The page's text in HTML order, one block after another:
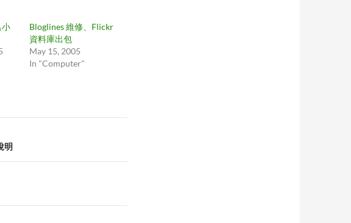
小
Bloglines 維修、Flickr
資料庫出包
May 15, 2005
In "Computer"
明